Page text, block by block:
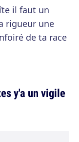
il faut un
rigueur une
de ta race
y'a un vigile